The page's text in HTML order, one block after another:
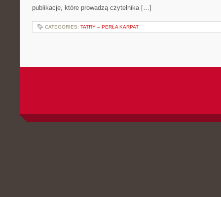
publikacje, które prowadzą czytelnika […]
CATEGORIES: TATRY – PERŁA KARPAT